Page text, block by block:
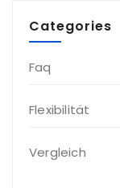
Categories
Faq
Flexibilität
Vergleich